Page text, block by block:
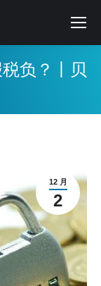
负？丨贝
12 月
2